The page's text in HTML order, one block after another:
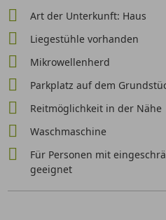
Art der Unterkunft: Haus
Liegestühle vorhanden
Mikrowellenherd
Parkplatz auf dem
Reitmöglichkeit in der Nähe
Waschmaschine
Für Personen mit
geeignet